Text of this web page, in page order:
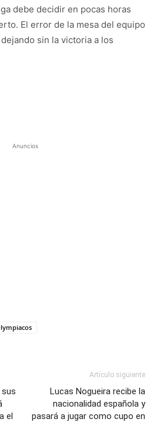
debe decidir en pocas horas
El error de la mesa del equipo
sin la victoria a los
Anuncios
sus
el
Artículo siguiente
Lucas Nogueira recibe la
nacionalidad española y
pasará a jugar como cupo en